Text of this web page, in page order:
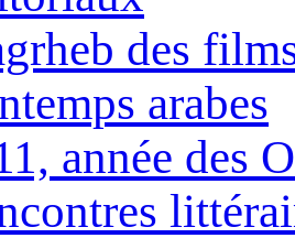
des
arabes
année des